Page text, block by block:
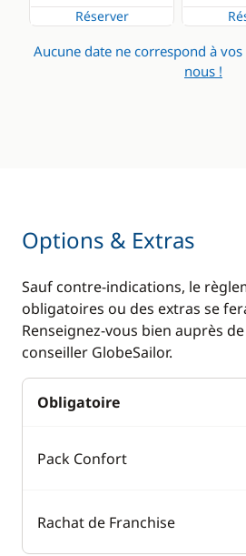
Réserver
Aucune date ne correspond à vos
nous !
Options & Extras
Sauf contre-indications, le
obligatoires ou des extras se
Renseignez-vous bien auprès
conseiller GlobeSailor.
Obligatoire
Pack Confort
Rachat de Franchise